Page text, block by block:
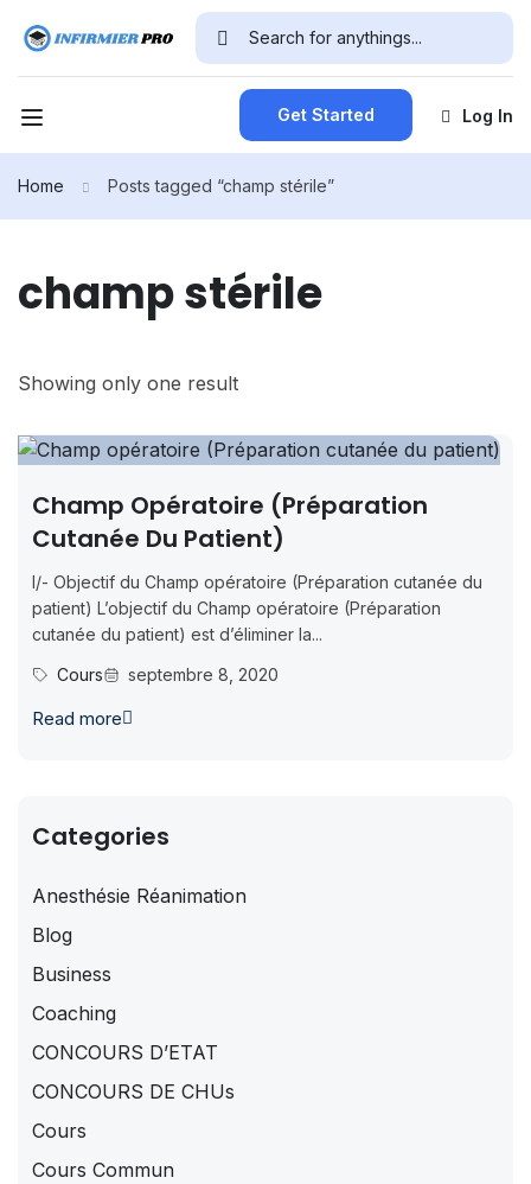
Get Started Log In
Home Posts tagged “champ stérile”
champ stérile
Showing only one result
Champ Opératoire (Préparation
Cutanée Du Patient)
I/- Objectif du Champ opératoire (Préparation cutanée du
patient) L’objectif du Champ opératoire (Préparation
cutanée du patient) est d’éliminer la...
Cours
septembre 8, 2020
Read more
Categories
Anesthésie Réanimation
Blog
Business
Coaching
CONCOURS D’ETAT
CONCOURS DE CHUs
Cours
Cours Commun